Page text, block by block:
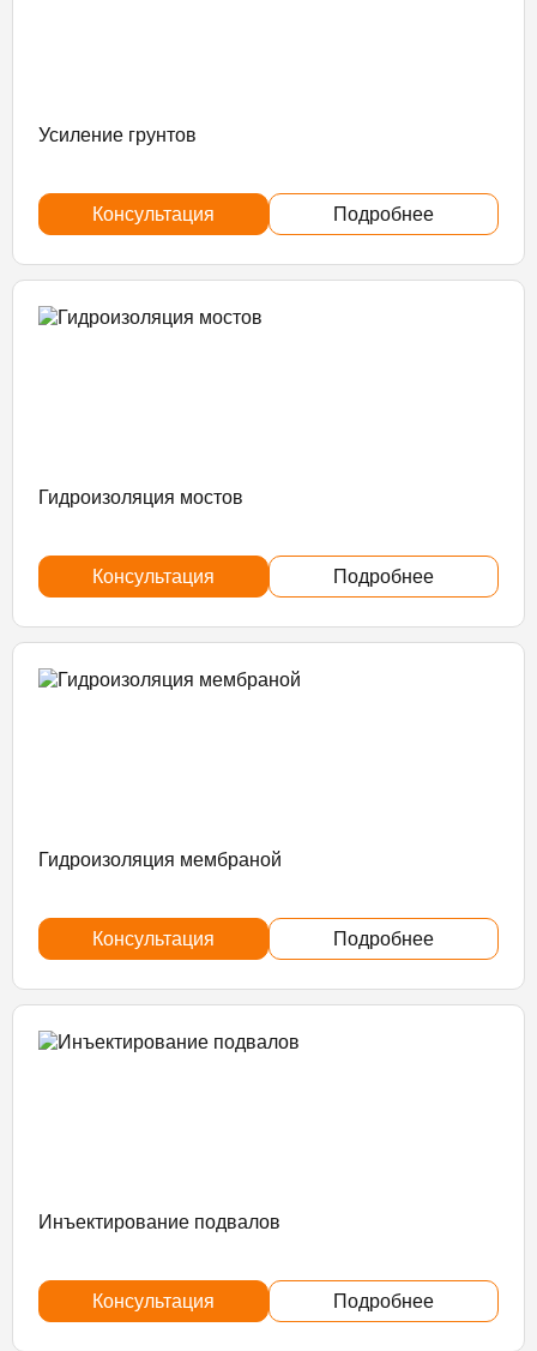
Усиление грунтов
Консультация Подробнее
Гидроизоляция мостов
Консультация Подробнее
Гидроизоляция мембраной
Консультация Подробнее
Инъектирование подвалов
Консультация Подробнее